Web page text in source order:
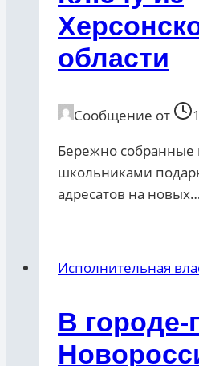
области
Сообщение от
Бережно
школьниками
адресатов на новых…
Исполнительная
В городе-